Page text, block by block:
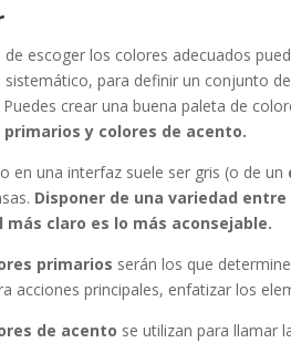
de escoger los colores adecuados
sistemático, para definir un conjunto
crear una buena paleta de
primarios y colores de acento.
en una interfaz suele ser gris (o de un
Disponer de una variedad
más claro es lo más aconsejable.
primarios serán los que
acciones principales, enfatizar los
de acento se utilizan para llamar